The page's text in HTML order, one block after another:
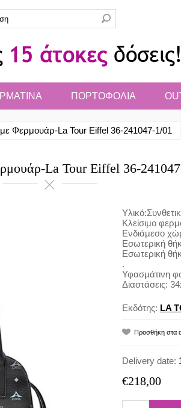
ΠΟΡΤΟΦΟΛΙΑ
Φερμουάρ-La Tour Eiffel 36-241047-1/01
La Tour Eiffel 36-
Κλείσιμο
Ενδιάμεσο
Εσωτερική
Εσωτερική
.
Υφασμάτινη
Διαστάσεις:
Εκδότης: LA
Delivery date:
€218,00